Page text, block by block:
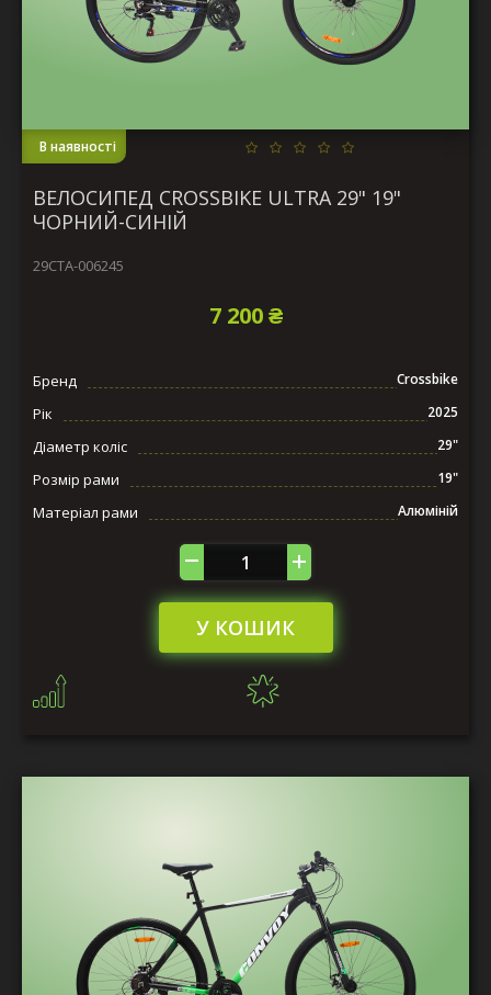
В наявності
ВЕЛОСИПЕД CROSSBIKE ULTRA 29" 19"
ЧОРНИЙ-СИНІЙ
29СTA-006245
7 200 ₴
Бренд Crossbike
Рік 2025
Діаметр коліс 29"
Розмір рами 19"
Матеріал рами Алюміній
У КОШИК